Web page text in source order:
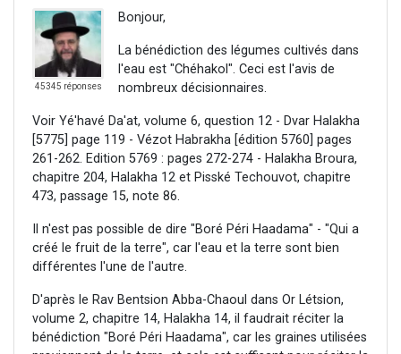
45345 réponses
Bonjour,
La bénédiction des légumes cultivés dans
l'eau est "Chéhakol". Ceci est l'avis de
nombreux décisionnaires.
Voir Yé'havé Da'at, volume 6, question 12 - Dvar Halakha
[5775] page 119 - Vézot Habrakha [édition 5760] pages
261-262. Edition 5769 : pages 272-274 - Halakha Broura,
chapitre 204, Halakha 12 et Pisské Techouvot, chapitre
473, passage 15, note 86.
Il n'est pas possible de dire "Boré Péri Haadama" - "Qui a
créé le fruit de la terre", car l'eau et la terre sont bien
différentes l'une de l'autre.
D'après le Rav Bentsion Abba-Chaoul dans Or Létsion,
volume 2, chapitre 14, Halakha 14, il faudrait réciter la
bénédiction "Boré Péri Haadama", car les graines utilisées